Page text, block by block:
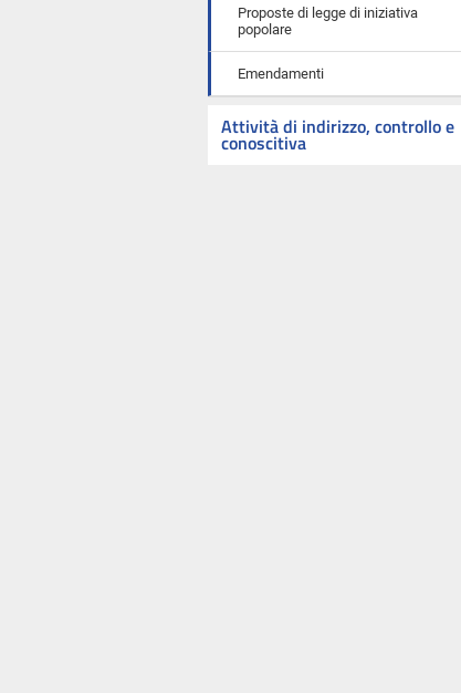
Proposte di legge di iniziativa
popolare
Emendamenti
Attività di indirizzo, controllo e
conoscitiva